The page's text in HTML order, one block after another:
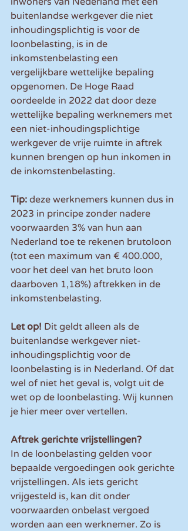
buitenlandse werkgever die niet
inhoudingsplichtig is voor de
loonbelasting, is in de
inkomstenbelasting een
vergelijkbare wettelijke bepaling
opgenomen. De Hoge Raad
oordeelde in 2022 dat door deze
wettelijke bepaling werknemers met
een niet-inhoudingsplichtige
werkgever de vrije ruimte in aftrek
kunnen brengen op hun inkomen in
de inkomstenbelasting.
Tip: deze werknemers kunnen dus in
2023 in principe zonder nadere
voorwaarden 3% van hun aan
Nederland toe te rekenen brutoloon
(tot een maximum van € 400.000,
voor het deel van het bruto loon
daarboven 1,18%) aftrekken in de
inkomstenbelasting.
Let op! Dit geldt alleen als de
buitenlandse werkgever niet-
inhoudingsplichtig voor de
loonbelasting is in Nederland. Of dat
wel of niet het geval is, volgt uit de
wet op de loonbelasting. Wij kunnen
je hier meer over vertellen.
Aftrek gerichte vrijstellingen?
In de loonbelasting gelden voor
bepaalde vergoedingen ook gerichte
vrijstellingen. Als iets gericht
vrijgesteld is, kan dit onder
voorwaarden onbelast vergoed
worden aan een werknemer. Zo is